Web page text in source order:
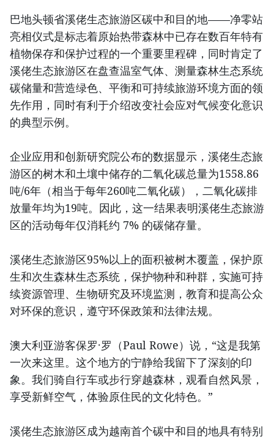
巴地头顿省溪佬生态旅游区碳中和目的地——净零站
亮相仪式是标志着原始热带森林中已存在数百年特有
植物保存和保护过程的一个重要里程碑，同时肯定了
溪佬生态旅游区在盘查温室气体、测量森林生态系统
碳储量和营造绿色、平衡和可持续旅游环境方面的领
先作用，同时有利于介绍改变社会应对气候变化意识
的典型示例。
企业应用和创新研究院公布的数据显示，溪佬生态旅
游区的树木和土壤中储存的二氧化碳总量为1558.86
吨/6年（相当于每年260吨二氧化碳），二氧化碳排
放量年均为19吨。因此，这一结果表明溪佬生态旅游
区的活动每年仅消耗约 7% 的碳储存量。
溪佬生态旅游区95%以上的面积被树木覆盖，保护原
生和次生森林生态系统，保护物种和种群，实施可持
续资源管理、生物研究及环境监测，教育和提高公众
对环保的意识，遵守环保政策和法律法规。
澳大利亚游客保罗·罗（Paul Rowe）说，“这是我第
一次来这里。这个地方的宁静给我留下了深刻的印
象。我们骑自行车或步行穿越森林，观看自然风景，
享受新鲜空气，体验原住民的文化特色。”
溪佬生态旅游区成为越南首个碳中和目的地具有特别